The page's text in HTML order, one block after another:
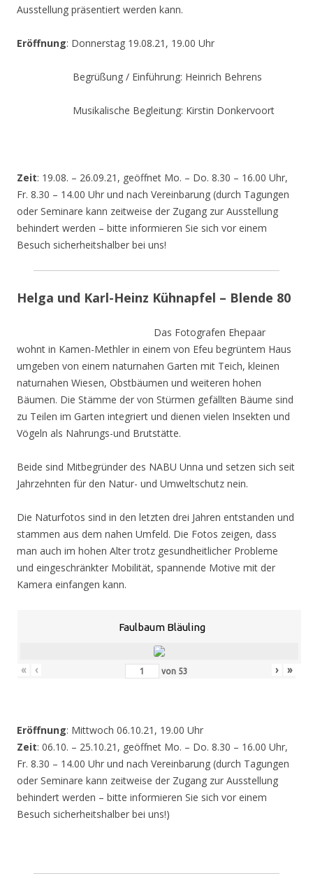
Ausstellung präsentiert werden kann.
Eröffnung: Donnerstag 19.08.21, 19.00 Uhr
Begrüßung / Einführung: Heinrich Behrens
Musikalische Begleitung: Kirstin Donkervoort
Zeit: 19.08. – 26.09.21, geöffnet Mo. – Do. 8.30 – 16.00 Uhr,
Fr. 8.30 – 14.00 Uhr und nach Vereinbarung (durch Tagungen
oder Seminare kann zeitweise der Zugang zur Ausstellung
behindert werden – bitte informieren Sie sich vor einem
Besuch sicherheitshalber bei uns!
Helga und Karl-Heinz Kühnapfel – Blende 80
Das Fotografen Ehepaar
wohnt in Kamen-Methler in einem von Efeu begrüntem Haus
umgeben von einem naturnahen Garten mit Teich, kleinen
naturnahen Wiesen, Obstbäumen und weiteren hohen
Bäumen. Die Stämme der von Stürmen gefällten Bäume sind
zu Teilen im Garten integriert und dienen vielen Insekten und
Vögeln als Nahrungs-und Brutstätte.
Beide sind Mitbegründer des NABU Unna und setzen sich seit
Jahrzehnten für den Natur- und Umweltschutz nein.
Die Naturfotos sind in den letzten drei Jahren entstanden und
stammen aus dem nahen Umfeld. Die Fotos zeigen, dass
man auch im hohen Alter trotz gesundheitlicher Probleme
und eingeschränkter Mobilität, spannende Motive mit der
Kamera einfangen kann.
Faulbaum Bläuling
« ‹ von 53 › »
Eröffnung: Mittwoch 06.10.21, 19.00 Uhr
Zeit: 06.10. – 25.10.21, geöffnet Mo. – Do. 8.30 – 16.00 Uhr,
Fr. 8.30 – 14.00 Uhr und nach Vereinbarung (durch Tagungen
oder Seminare kann zeitweise der Zugang zur Ausstellung
behindert werden – bitte informieren Sie sich vor einem
Besuch sicherheitshalber bei uns!)